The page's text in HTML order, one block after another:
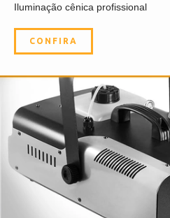
Iluminação cênica profissional
CONFIRA